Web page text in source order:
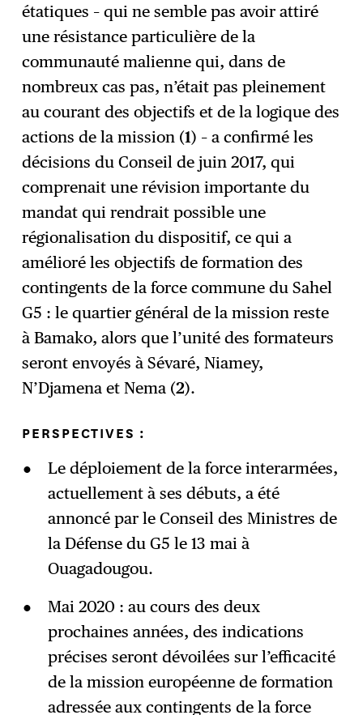
étatiques – qui ne semble pas avoir attiré
une résistance particulière de la
communauté malienne qui, dans de
nombreux cas pas, n’était pas pleinement
au courant des objectifs et de la logique des
actions de la mission (1) – a confirmé les
décisions du Conseil de juin 2017, qui
comprenait une révision importante du
mandat qui rendrait possible une
régionalisation du dispositif, ce qui a
amélioré les objectifs de formation des
contingents de la force commune du Sahel
G5 : le quartier général de la mission reste
à Bamako, alors que l’unité des formateurs
seront envoyés à Sévaré, Niamey,
N’Djamena et Nema (2).
PERSPECTIVES :
Le déploiement de la force interarmées,
actuellement à ses débuts, a été
annoncé par le Conseil des Ministres de
la Défense du G5 le 13 mai à
Ouagadougou.
Mai 2020 : au cours des deux
prochaines années, des indications
précises seront dévoilées sur l’efficacité
de la mission européenne de formation
adressée aux contingents de la force